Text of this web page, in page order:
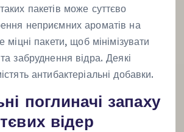
пакетів може суттєво
неприємних ароматів на
міцні пакети, щоб мінімізувати
забруднення відра. Деякі
антибактеріальні добавки.
поглиначі запаху
відер